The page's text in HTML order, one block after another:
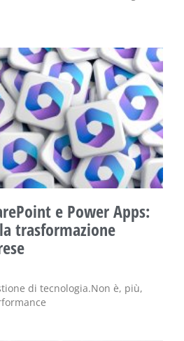
e Power Apps:
trasformazione
di tecnologia.Non è, più,